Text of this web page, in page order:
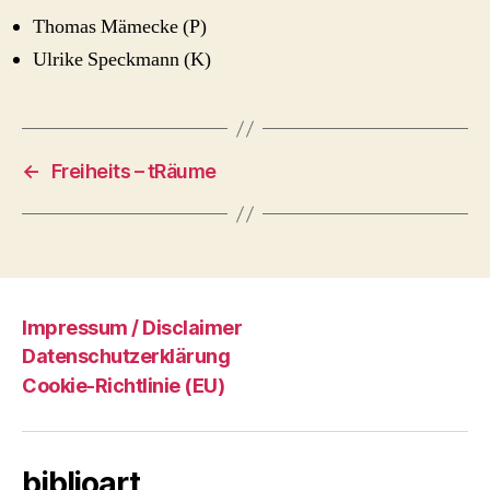
Thomas Mämecke (P)
Ulrike Speckmann (K)
← Freiheits – tRäume
Impressum / Disclaimer
Datenschutzerklärung
Cookie-Richtlinie (EU)